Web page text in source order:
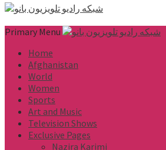
Primary Menu
Home
Afghanistan
World
Women
Sports
Art and Music
Television Shows
Exclusive Pages
Nazira Karimi